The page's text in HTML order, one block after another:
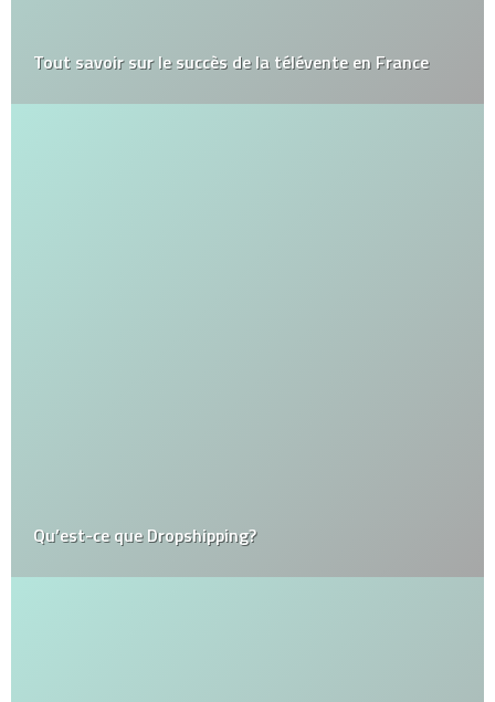
Tout savoir sur le succès de la télévente en France
Qu’est-ce que Dropshipping?